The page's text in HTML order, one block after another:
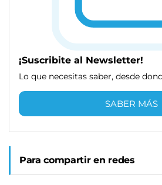
¡Suscribite al Newsletter!
Lo que necesitas saber, desde
SABER MÁS
Para compartir en redes